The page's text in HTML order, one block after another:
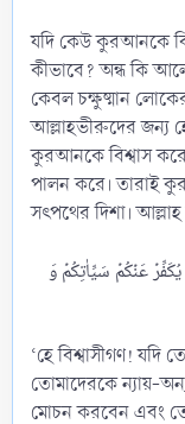
যদি কেউ কুরআনকে
কীভাবে? অন্ধ কি
কেবল চক্ষুষ্মান
আল্লাহভীরুদের জন্য
কুরআনকে বিশ্বাস
পালন করে। তারাই
সৎপথের দিশা।
یُکَفِّرۡ عَنۡکُمۡ سَیِّاٰتِکُمۡ وَ
‘হে বিশ্বাসীগণ!
তোমাদেরকে ন্যায়-
মোচন করবেন এবং